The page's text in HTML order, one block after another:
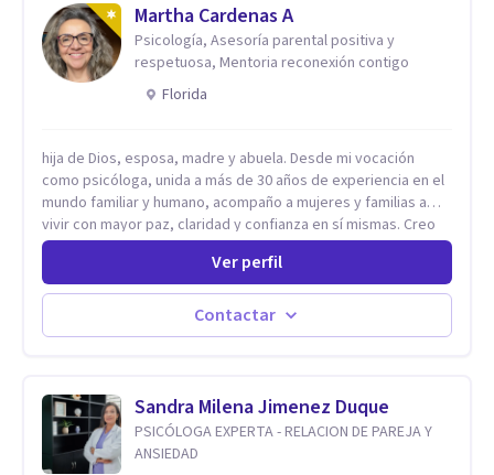
Martha Cardenas A
Psicología, Asesoría parental positiva y
respetuosa, Mentoria reconexión contigo
Florida
hija de Dios, esposa, madre y abuela. Desde mi vocación
como psicóloga, unida a más de 30 años de experiencia en el
mundo familiar y humano, acompaño a mujeres y familias a
vivir con mayor paz, claridad y confianza en sí mismas. Creo
profundamente que la vida está hecha de etapas, y que cada
ciclo —personal, emocional, espiritual y familiar— trae
oportunidades de crecimiento. Por eso utilizo una
combinación de psicología positiva, enfoque humanista,
herramientas contemporáneas de bienestar mental y
eres. Mi misión es ayudarte a ordenar tu mundo interior, sanar
lo que aún pesa, fortalecer tu autoestima, transformar la
relación contigo misma y con quienes amas, y enseñarte
herramientas prácticas para navegar la vida familiar con amor,
Ver perfil
Contactar
Sandra Milena Jimenez Duque
PSICÓLOGA EXPERTA - RELACION DE PAREJA Y
ANSIEDAD